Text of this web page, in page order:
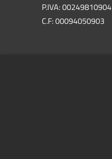
P.IVA: 00249810904
C.F: 00094050903